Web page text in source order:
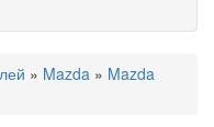
» Mazda » Mazda